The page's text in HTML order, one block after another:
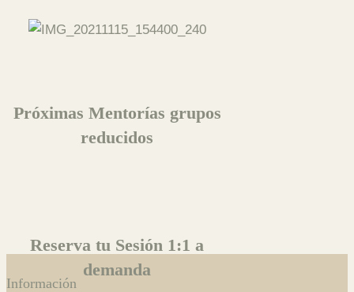
Próximas Mentorías grupos
reducidos
Reserva tu Sesión 1:1 a
demanda
Información